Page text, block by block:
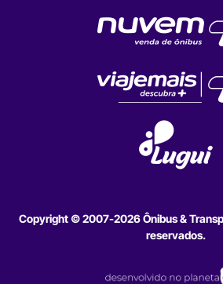
Copyright © 2007-2026 Ônibus &
reservados.